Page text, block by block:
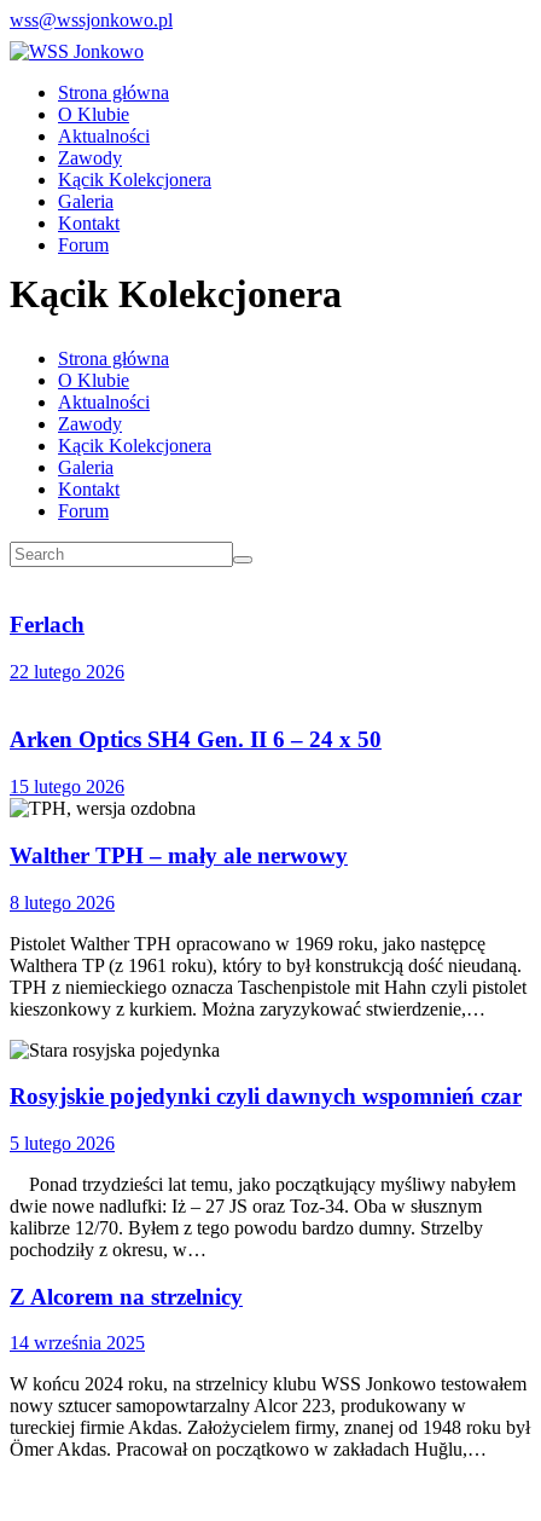
wss@wssjonkowo.pl
Strona główna
O Klubie
Aktualności
Zawody
Kącik Kolekcjonera
Galeria
Kontakt
Forum
Kącik Kolekcjonera
Strona główna
O Klubie
Aktualności
Zawody
Kącik Kolekcjonera
Galeria
Kontakt
Forum
Ferlach
22 lutego 2026
Arken Optics SH4 Gen. II 6 – 24 x 50
15 lutego 2026
Walther TPH – mały ale nerwowy
8 lutego 2026
Pistolet Walther TPH opracowano w 1969 roku, jako następcę
Walthera TP (z 1961 roku), który to był konstrukcją dość nieudaną.
TPH z niemieckiego oznacza Taschenpistole mit Hahn czyli pistolet
kieszonkowy z kurkiem. Można zaryzykować stwierdzenie,…
Rosyjskie pojedynki czyli dawnych wspomnień czar
5 lutego 2026
Ponad trzydzieści lat temu, jako początkujący myśliwy nabyłem
dwie nowe nadlufki: Iż – 27 JS oraz Toz-34. Oba w słusznym
kalibrze 12/70. Byłem z tego powodu bardzo dumny. Strzelby
pochodziły z okresu, w…
Z Alcorem na strzelnicy
14 września 2025
W końcu 2024 roku, na strzelnicy klubu WSS Jonkowo testowałem
nowy sztucer samopowtarzalny Alcor 223, produkowany w
tureckiej firmie Akdas. Założycielem firmy, znanej od 1948 roku był
Ömer Akdas. Pracował on początkowo w zakładach Huğlu,…